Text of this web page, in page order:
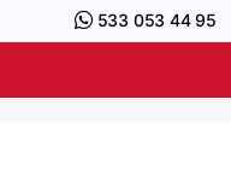
533 053 44 95